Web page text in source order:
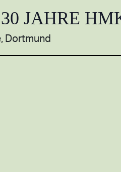
JAHRE
Dortmund